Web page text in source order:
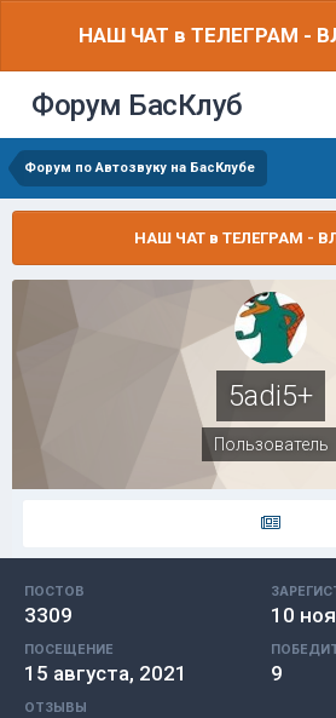
НАШ ЧАТ в ТЕЛЕГРАМ -
Форум БасКлуб
Форум по Автозвуку на БасКлубе
НАШ ЧАТ в ТЕЛЕГРАМ -
5adi5+
Пользователь
ПОСТОВ
3309 10
ПОСЕЩЕНИЕ
15 августа, 2021 9
ОТЗЫВЫ